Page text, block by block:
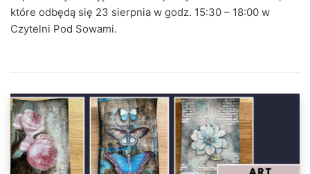
które odbędą się 23 sierpnia w godz. 15:30 – 18:00 w
Czytelni Pod Sowami.